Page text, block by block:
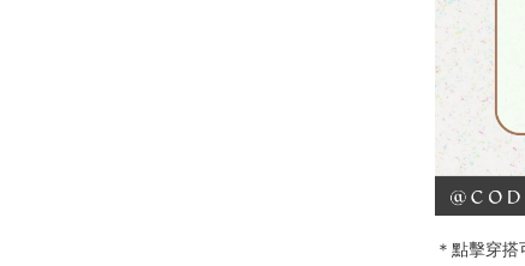
＊點擊穿